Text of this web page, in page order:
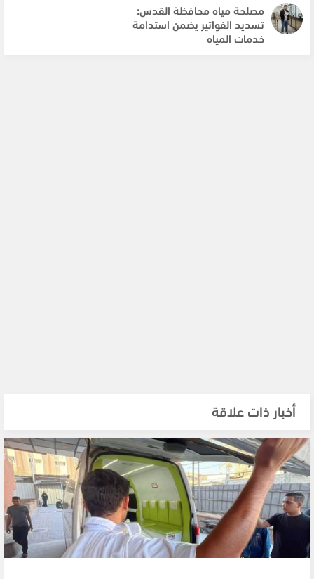
مصلحة مياه محافظة القدس:
تسديد الفواتير يضمن استدامة
خدمات المياه
أخبار ذات علاقة